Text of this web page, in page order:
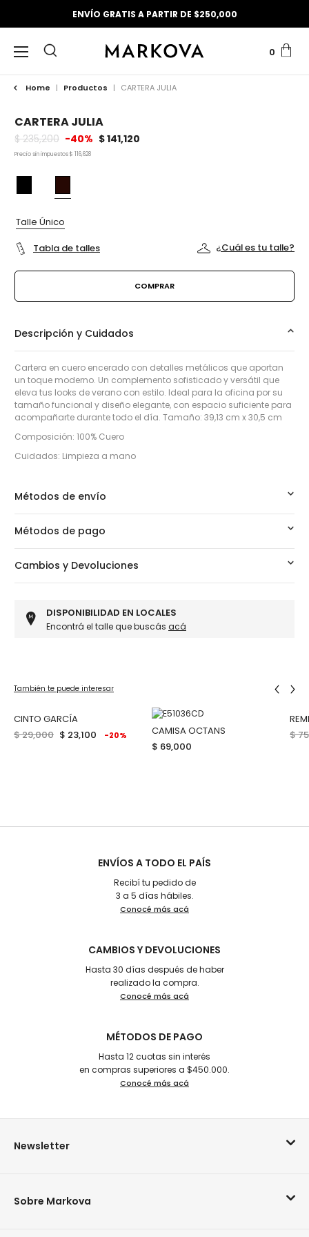
ENVÍO GRATIS A PARTIR DE $250,000
0
Home | Productos | CARTERA JULIA
CARTERA JULIA
$ 235,200 -40% $ 141,120
Precio sin impuestos $ 116,628
Talle Único
Tabla de talles
¿Cuál es tu talle?
Descripción y Cuidados
Cartera en cuero encerado con detalles metálicos que aportan
un toque moderno. Un complemento sofisticado y versátil que
eleva tus looks de verano con estilo. Ideal para la oficina por su
tamaño funcional y diseño elegante, con espacio suficiente para
acompañarte durante todo el día. Tamaño: 39,13 cm x 30,5 cm
Composición: 100% Cuero
Cuidados: Limpieza a mano
Métodos de envío
Métodos de pago
Cambios y Devoluciones
DISPONIBILIDAD EN LOCALES
Encontrá el talle que buscás acá
También te puede interesar
CINTO GARCÍA
$ 29,000 $ 23,100 -20%
CAMISA OCTANS
$ 69,000
$
ENVÍOS A TODO EL PAÍS
Recibí tu pedido de
3 a 5 días hábiles.
Conocé más acá
CAMBIOS Y DEVOLUCIONES
Hasta 30 días después de haber
realizado la compra.
Conocé más acá
MÉTODOS DE PAGO
Hasta 12 cuotas sin interés
en compras superiores a $450.000.
Conocé más acá
Newsletter
Sobre Markova